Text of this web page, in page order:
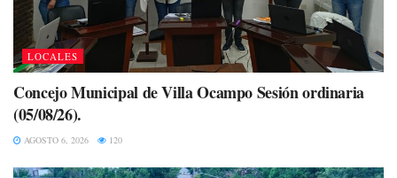
LOCALES
Concejo Municipal de Villa Ocampo Sesión ordinaria
(05/08/26).
AGOSTO 6, 2026 120